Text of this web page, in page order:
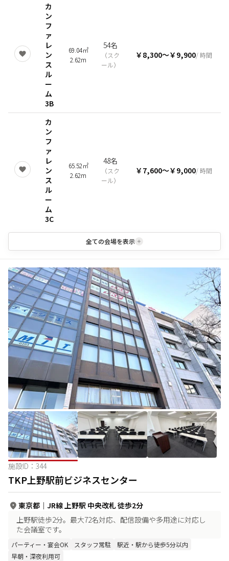
カ
ン
フ
ァ
レ
ン
ス
ル
ー
ム
3B
69.04㎡
2.62m
54名
（スク
ール）
￥8,300〜￥9,900/ 時間
カ
ン
フ
ァ
レ
ン
ス
ル
ー
ム
3C
65.52㎡
2.62m
48名
（スク
ール）
￥7,600〜￥9,000/ 時間
全ての会場を表示
施設ID： 344
TKP上野駅前ビジネスセンター
東京都 ｜ JR線 上野駅 中央改札 徒歩2分
上野駅徒歩2分。最大72名対応、配信設備や多用途に対応し
た会議室です。
パーティー・宴会OK スタッフ常駐
駅近・駅から徒歩5分以内
早朝・深夜利用可